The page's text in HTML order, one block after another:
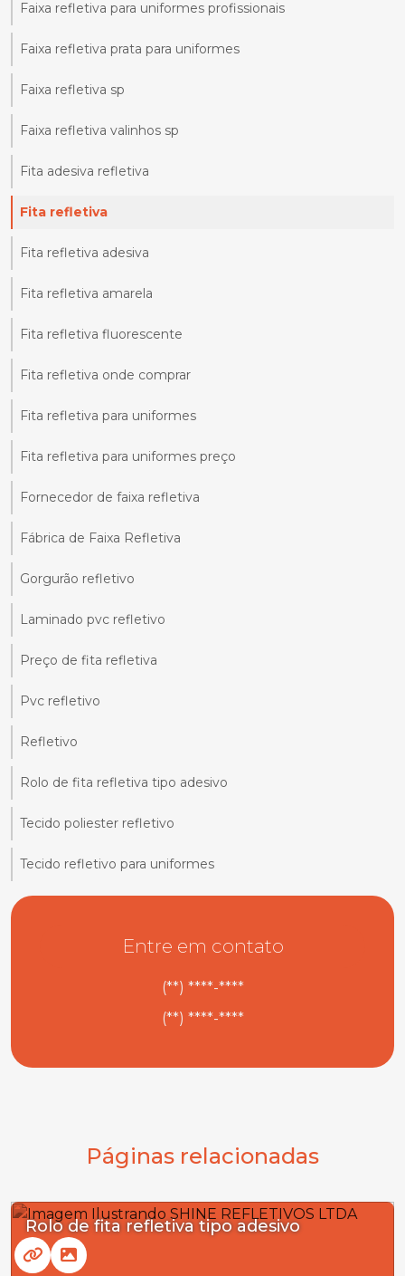
Faixa refletiva para uniformes profissionais
Faixa refletiva prata para uniformes
Faixa refletiva sp
Faixa refletiva valinhos sp
Fita adesiva refletiva
Fita refletiva
Fita refletiva adesiva
Fita refletiva amarela
Fita refletiva fluorescente
Fita refletiva onde comprar
Fita refletiva para uniformes
Fita refletiva para uniformes preço
Fornecedor de faixa refletiva
Fábrica de Faixa Refletiva
Gorgurão refletivo
Laminado pvc refletivo
Preço de fita refletiva
Pvc refletivo
Refletivo
Rolo de fita refletiva tipo adesivo
Tecido poliester refletivo
Tecido refletivo para uniformes
Entre em contato
(**) ****-****
(**) ****-****
Páginas relacionadas
Rolo de fita refletiva tipo adesivo